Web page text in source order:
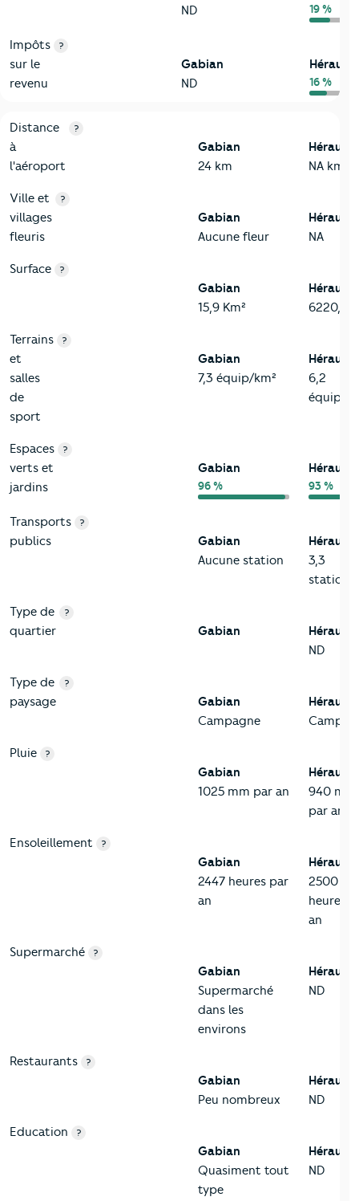
ND
19 %
Impôts
sur le
revenu
?
Gabian
ND
Hérault
16 %
3-Environnement
Critères Gabian
Distance
à
l'aéroport
?
Gabian
24 km
Hérault
NA km
Ville et
villages
fleuris
?
Gabian
Aucune fleur
Hérault
NA
Surface ?
Gabian
15,9 Km²
Hérault
6220,5
Terrains
et
salles
de
sport
?
Gabian
7,3 équip/km²
Hérault
6,2
équip/
Espaces
verts et
jardins
?
Gabian
96 %
Hérault
93 %
Transports
publics
?
Gabian
Aucune station
Hérault
3,3
station/
Type de
quartier
?
Gabian
Hérault
ND
Type de
paysage
?
Gabian
Campagne
Hérault
Pluie ?
Gabian
1025 mm par an
Hérault
940 mm
par an
Ensoleillement ?
Gabian
2447 heures par
an
Hérault
2500
heures
an
Supermarché ?
Gabian
Supermarché
dans les
environs
Hérault
ND
Restaurants ?
Gabian
Peu nombreux
Hérault
ND
Education ?
Gabian
Quasiment tout
type
Hérault
ND